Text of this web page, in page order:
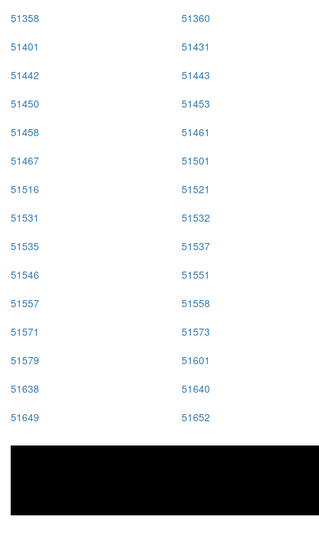
51358
51360
51401
51431
51442
51443
51450
51453
51458
51461
51467
51501
51516
51521
51531
51532
51535
51537
51546
51551
51557
51558
51571
51573
51579
51601
51638
51640
51649
51652